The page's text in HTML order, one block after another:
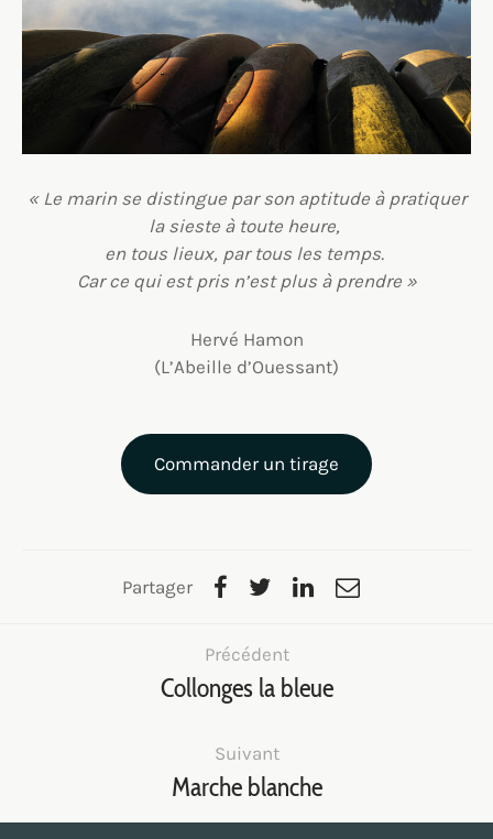
« Le marin se distingue par son aptitude à pratiquer
la sieste à toute heure,
en tous lieux, par tous les temps.
Car ce qui est pris n’est plus à prendre »
Hervé Hamon
(L’Abeille d’Ouessant)
Commander un tirage
Partager
Précédent
Collonges la bleue
Suivant
Marche blanche